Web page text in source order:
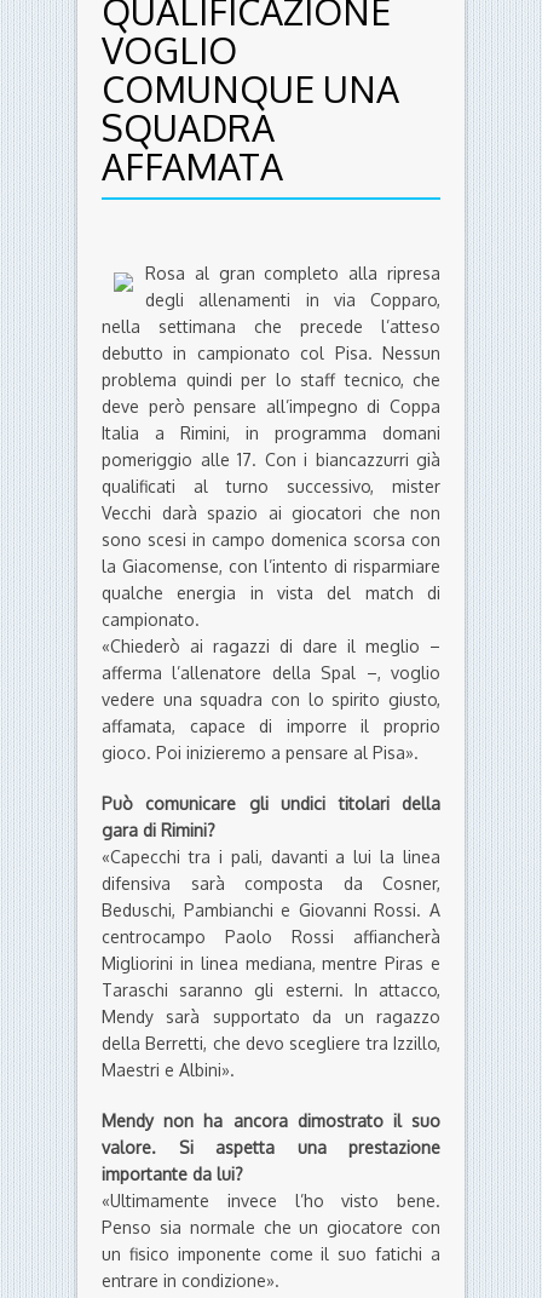
QUALIFICAZIONE
VOGLIO
COMUNQUE UNA
SQUADRA
AFFAMATA
Rosa al gran completo alla ripresa
degli allenamenti in via Copparo,
nella settimana che precede l’atteso
debutto in campionato col Pisa. Nessun
problema quindi per lo staff tecnico, che
deve però pensare all’impegno di Coppa
Italia a Rimini, in programma domani
pomeriggio alle 17. Con i biancazzurri già
qualificati al turno successivo, mister
Vecchi darà spazio ai giocatori che non
sono scesi in campo domenica scorsa con
la Giacomense, con l’intento di risparmiare
qualche energia in vista del match di
campionato.
«Chiederò ai ragazzi di dare il meglio –
afferma l’allenatore della Spal –, voglio
vedere una squadra con lo spirito giusto,
affamata, capace di imporre il proprio
gioco. Poi inizieremo a pensare al Pisa».
Può comunicare gli undici titolari della
gara di Rimini?
«Capecchi tra i pali, davanti a lui la linea
difensiva sarà composta da Cosner,
Beduschi, Pambianchi e Giovanni Rossi. A
centrocampo Paolo Rossi affiancherà
Migliorini in linea mediana, mentre Piras e
Taraschi saranno gli esterni. In attacco,
Mendy sarà supportato da un ragazzo
della Berretti, che devo scegliere tra Izzillo,
Maestri e Albini».
Mendy non ha ancora dimostrato il suo
valore. Si aspetta una prestazione
importante da lui?
«Ultimamente invece l’ho visto bene.
Penso sia normale che un giocatore con
un fisico imponente come il suo fatichi a
entrare in condizione».